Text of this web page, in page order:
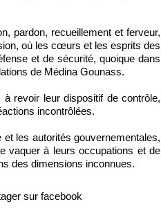
pardon, recueillement et ferveur,
où les cœurs et les esprits des
et de sécurité, quoique dans
de Médina Gounass.
revoir leur dispositif de contrôle,
incontrôlées.
les autorités gouvernementales,
vaquer à leurs occupations et de
des dimensions inconnues.
sur facebook